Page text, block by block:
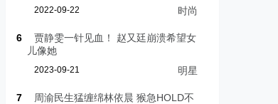
2022-09-22 时尚
6
贾静雯一针见血！ 赵又廷崩溃希望女
儿像她
2023-09-21 明星
7
周渝民生猛缠绵林依晨 猴急HOLD不